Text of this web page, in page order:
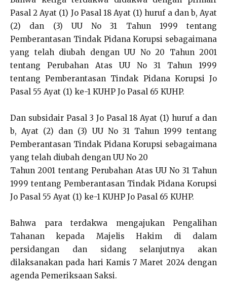
Pasal 2 Ayat (1) Jo Pasal 18 Ayat (1) huruf a dan b, Ayat
(2) dan (3) UU No 31 Tahun 1999 tentang
Pemberantasan Tindak Pidana Korupsi sebagaimana
yang telah diubah dengan UU No 20 Tahun 2001
tentang Perubahan Atas UU No 31 Tahun 1999
tentang Pemberantasan Tindak Pidana Korupsi Jo
Pasal 55 Ayat (1) ke-1 KUHP Jo Pasal 65 KUHP.
Dan subsidair Pasal 3 Jo Pasal 18 Ayat (1) huruf a dan
b, Ayat (2) dan (3) UU No 31 Tahun 1999 tentang
Pemberantasan Tindak Pidana Korupsi sebagaimana
yang telah diubah dengan UU No 20
Tahun 2001 tentang Perubahan Atas UU No 31 Tahun
1999 tentang Pemberantasan Tindak Pidana Korupsi
Jo Pasal 55 Ayat (1) ke-1 KUHP Jo Pasal 65 KUHP.
Bahwa para terdakwa mengajukan Pengalihan
Tahanan kepada Majelis Hakim di dalam
persidangan dan sidang selanjutnya akan
dilaksanakan pada hari Kamis 7 Maret 2024 dengan
agenda Pemeriksaan Saksi.